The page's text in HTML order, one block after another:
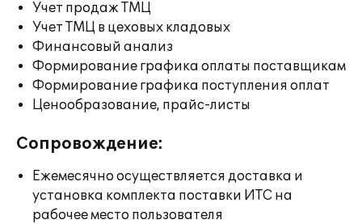
Учет продаж ТМЦ
Учет ТМЦ в цеховых кладовых
Финансовый анализ
Формирование графика оплаты поставщикам
Формирование графика поступления оплат
Ценообразование, прайс-листы
Сопровождение:
Ежемесячно осуществляется доставка и
установка комплекта поставки ИТС на
рабочее место пользователя